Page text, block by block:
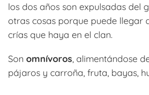
los dos años son expulsadas del
otras cosas porque puede llegar
crías que haya en el clan.
Son omnívoros , alimentándose
pájaros y carroña, fruta, bayas,